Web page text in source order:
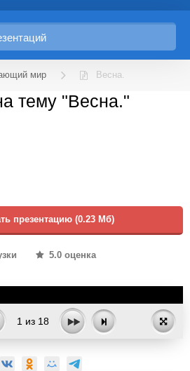
мир Весна.
тему "Весна."
презентацию (0.23 Мб)
5.0 оценка
1 из 18